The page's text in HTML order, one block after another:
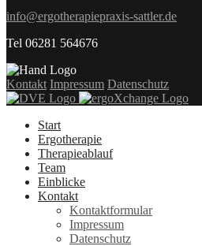
info@ergotherapiepraxis-sattler.de
Tel 06281 564676
Kontakt Impressum Datenschutz
Start
Ergotherapie
Therapieablauf
Team
Einblicke
Kontakt
Kontaktformular
Impressum
Datenschutz